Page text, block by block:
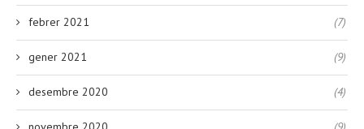
febrer 2021 (7)
gener 2021 (9)
desembre 2020 (4)